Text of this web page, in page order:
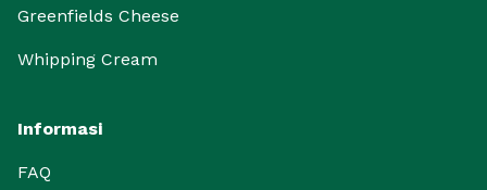
Greenfields Cheese
Whipping Cream
Informasi
FAQ